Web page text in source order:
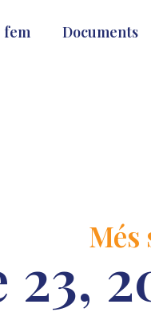
fem Documents
Més